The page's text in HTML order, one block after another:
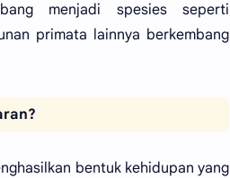
menjadi spesies seperti
primata lainnya berkembang
bentuk kehidupan yang